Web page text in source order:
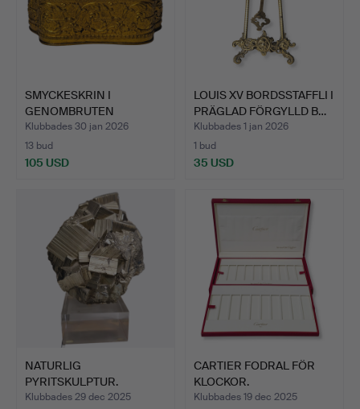
SMYCKESKRIN I
GENOMBRUTEN
GULDMETALL OCH G…
Klubbades 30 jan 2026
13 bud
105 USD
LOUIS XV BORDSSTAFFLI I
PRÄGLAD FÖRGYLLD B…
Klubbades 1 jan 2026
1 bud
35 USD
NATURLIG
PYRITSKULPTUR.
Klubbades 29 dec 2025
CARTIER FODRAL FÖR
KLOCKOR.
Klubbades 19 dec 2025